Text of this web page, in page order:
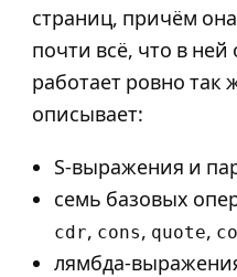
страниц, причём
почти всё, что в
работает ровно так
описывает:
S-выражения и
семь базовых
cdr, cons, quote,
лямбда-